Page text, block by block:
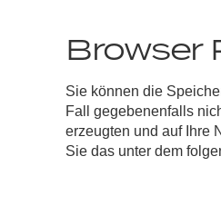
Browser
Sie können die
Fall gegebenenfalls
erzeugten und auf Ihre
Sie das unter dem